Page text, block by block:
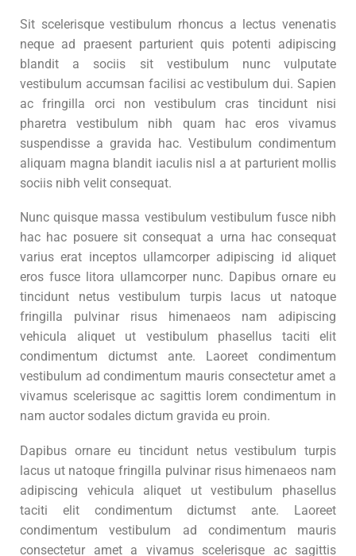
Sit scelerisque vestibulum rhoncus a lectus venenatis
neque ad praesent parturient quis potenti adipiscing
blandit a sociis sit vestibulum nunc vulputate
vestibulum accumsan facilisi ac vestibulum dui. Sapien
ac fringilla orci non vestibulum cras tincidunt nisi
pharetra vestibulum nibh quam hac eros vivamus
suspendisse a gravida hac. Vestibulum condimentum
aliquam magna blandit iaculis nisl a at parturient mollis
sociis nibh velit consequat.
Nunc quisque massa vestibulum vestibulum fusce nibh
hac hac posuere sit consequat a urna hac consequat
varius erat inceptos ullamcorper adipiscing id aliquet
eros fusce litora ullamcorper nunc. Dapibus ornare eu
tincidunt netus vestibulum turpis lacus ut natoque
fringilla pulvinar risus himenaeos nam adipiscing
vehicula aliquet ut vestibulum phasellus taciti elit
condimentum dictumst ante. Laoreet condimentum
vestibulum ad condimentum mauris consectetur amet a
vivamus scelerisque ac sagittis lorem condimentum in
nam auctor sodales dictum gravida eu proin.
Dapibus ornare eu tincidunt netus vestibulum turpis
lacus ut natoque fringilla pulvinar risus himenaeos nam
adipiscing vehicula aliquet ut vestibulum phasellus
taciti elit condimentum dictumst ante. Laoreet
condimentum vestibulum ad condimentum mauris
consectetur amet a vivamus scelerisque ac sagittis